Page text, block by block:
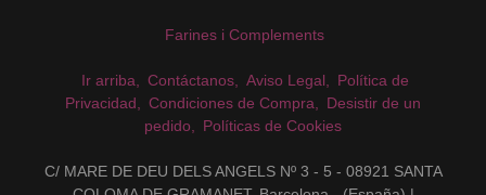
Farines i Complements
Ir arriba Contáctanos Aviso Legal
Política de
Privacidad
Condiciones de Compra
Desistir de un
pedido
Políticas de Cookies
C/ MARE DE DEU DELS ANGELS Nº 3 - 5 - 08921 SANTA